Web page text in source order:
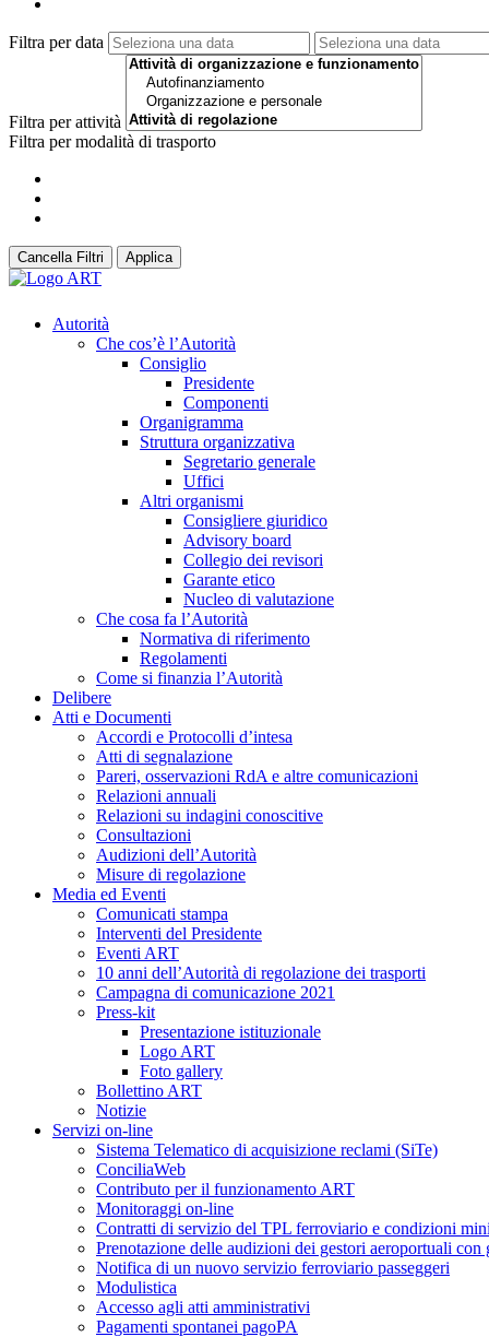
Filtra per data
Filtra per attività
Filtra per modalità di trasporto
Cancella Filtri Applica
Autorità
Che cos’è l’Autorità
Consiglio
Presidente
Componenti
Organigramma
Struttura organizzativa
Segretario generale
Uffici
Altri organismi
Consigliere giuridico
Advisory board
Collegio dei revisori
Garante etico
Nucleo di valutazione
Che cosa fa l’Autorità
Normativa di riferimento
Regolamenti
Come si finanzia l’Autorità
Delibere
Atti e Documenti
Accordi e Protocolli d’intesa
Atti di segnalazione
Pareri, osservazioni RdA e altre comunicazioni
Relazioni annuali
Relazioni su indagini conoscitive
Consultazioni
Audizioni dell’Autorità
Misure di regolazione
Media ed Eventi
Comunicati stampa
Interventi del Presidente
Eventi ART
10 anni dell’Autorità di regolazione dei trasporti
Campagna di comunicazione 2021
Press-kit
Presentazione istituzionale
Logo ART
Foto gallery
Bollettino ART
Notizie
Servizi on-line
Sistema Telematico di acquisizione reclami (SiTe)
ConciliaWeb
Contributo per il funzionamento ART
Monitoraggi on-line
Contratti di servizio del TPL ferroviario e condizioni
Prenotazione delle audizioni dei gestori aeroportuali con
Notifica di un nuovo servizio ferroviario passeggeri
Modulistica
Accesso agli atti amministrativi
Pagamenti spontanei pagoPA